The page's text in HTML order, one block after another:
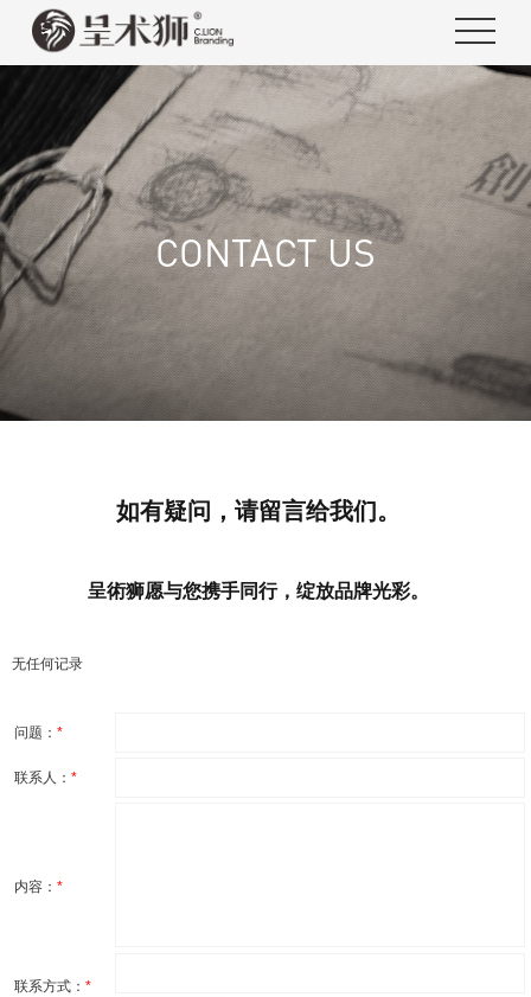
CONTACT US
如有疑问，请留言给我们。
呈術狮愿与您携手同行，绽放品牌光彩。
无任何记录
问题： *
联系人： *
内容： *
联系方式： *